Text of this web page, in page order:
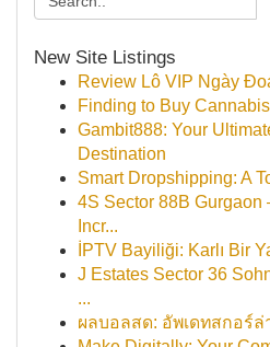
New Site Listings
Review Lô VIP Ngày
Finding to Buy
Gambit888: Your
Destination
Smart Dropshipping: A
4S Sector 88B Gurgaon
Incr...
İPTV Bayiliği: Karlı Bir
J Estates Sector 36
...
ผลบอลสด: อัพเดทสกอร์ล่